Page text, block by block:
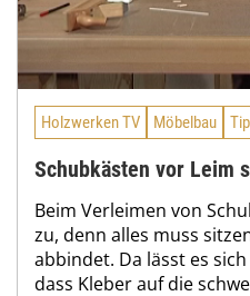
Holzwerken TV Möbelbau
Schubkästen vor Leim
Beim Verleimen von
zu, denn alles muss
abbindet. Da lässt es
dass Kleber auf die